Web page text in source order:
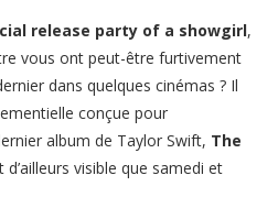
release party of a showgirl,
vous ont peut-être furtivement
dans quelques cinémas ? Il
conçue pour
album de Taylor Swift, The
d’ailleurs visible que samedi et